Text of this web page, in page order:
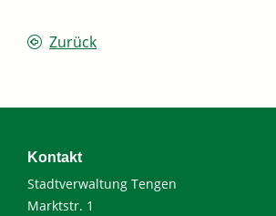
Zurück
Kontakt
Stadtverwaltung Tengen
Marktstr. 1